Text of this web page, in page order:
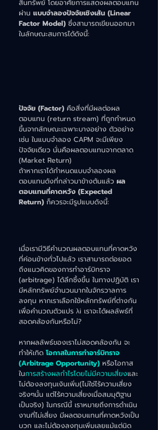
สินทรัพย์ โดยอาศัยการแสดงผลตอบแทน
ผ่าน แบบจำลองปัจจัยเชิงเส้น (Linear
Factor Model) ซึ่งสามารถเขียนออกมา
ในลักษณะสมการได้ดังนี้:
ปัจจัย (Factor) คือสิ่งที่มีผลต่อผล
ตอบแทน (return stream) ที่ถูกกำหนด
ขึ้นจากลักษณะเฉพาะบางอย่าง ตัวอย่าง
เช่น ในแบบจำลอง CAPM จะมีเพียง
ปัจจัยเดียว นั่นคือผลตอบแทนจากตลาด
(Market Return)
ถ้าหากเราได้กำหนดแบบจำลองผล
ตอบแทนดังที่กล่าวมาข้างต้นแล้ว ผล
ตอบแทนที่คาดหวัง (Expected
Return) ก็ควรจะมีรูปแบบดังนี้:
เมื่อเรามีวิธีคำนวณผลตอบแทนที่คาดหวัง
ที่ค่อนข้างทั่วไปแล้ว เราสามารถต่อยอด
ถึงแนวคิดของการทำอาร์บิทราจ
(arbitrage) ได้ลึกซึ้งขึ้น ในทางปฏิบัติ เรา
มีหลักทรัพย์จำนวนมากในจักรวาลการ
ลงทุน หากเราเลือกใช้หลักทรัพย์ที่ต่างกัน
เพื่อคำนวณตัวแปร λi เราจะได้ผลลัพธ์ที่
สอดคล้องกันหรือไม่?
หากผลลัพธ์ของเราไม่สอดคล้องกัน จะ
ทำให้เกิด โอกาสในการทำอาร์บิทราจ
(Arbitrage Opportunity) หรือโอกาส
ในการสร้างผลกำไรโดยไม่มีความเสี่ยงและ
ไม่ต้องลงทุนเงินเพิ่ม(ไม่ใช่ไร้ความเสี่ยง
จริงๆนั้น แต่ไร้ความเสี่ยงเมื่อสมมุติฐาน
เป็นจริง) ในกรณีนี้ เราหมายถึงการดำเนิน
งานที่ไม่เสี่ยง มีผลตอบแทนที่คาดหวังเป็น
บวก และไม่ต้องลงทุนเพิ่มเลยแม้แต่นิด